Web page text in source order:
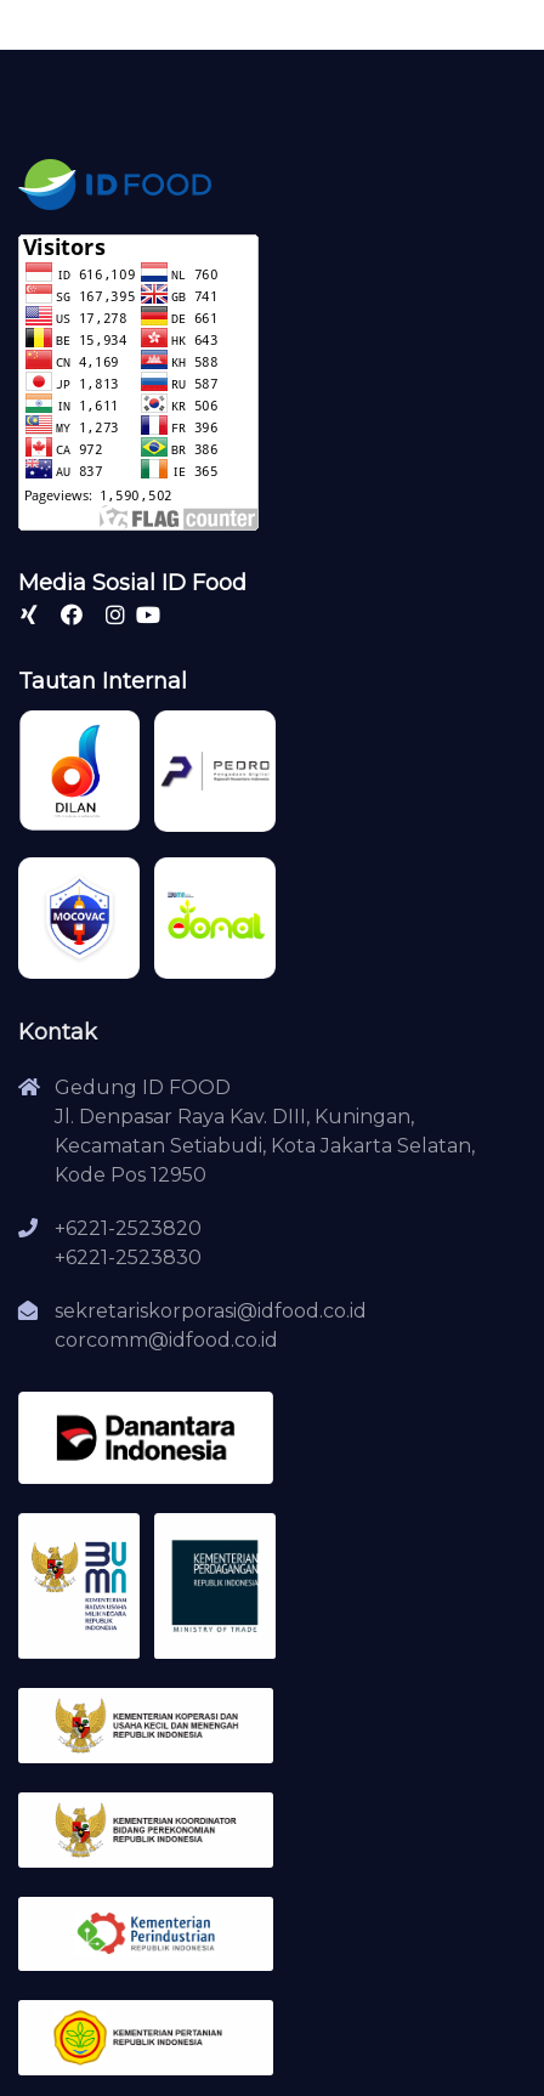
Media Sosial ID Food
Tautan Internal
Kontak
Gedung ID FOOD
Jl. Denpasar Raya Kav. DIII, Kuningan,
Kecamatan Setiabudi, Kota Jakarta Selatan,
Kode Pos 12950
+6221-2523820
+6221-2523830
sekretariskorporasi@idfood.co.id
corcomm@idfood.co.id